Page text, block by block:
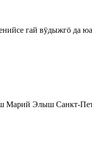
гай вӱдыжгӧ да
Элыш Санкт-